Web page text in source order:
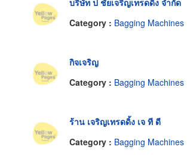
บริษัท ป ชัยเจริญเทรดดิ้ง จำกัด
Category : Bagging Machines
กิจเจริญ
Category : Bagging Machines
ร้าน เจริญเทรดดิ้ง เจ ที ดี
Category : Bagging Machines